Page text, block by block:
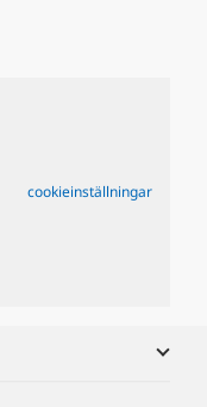
cookieinställningar